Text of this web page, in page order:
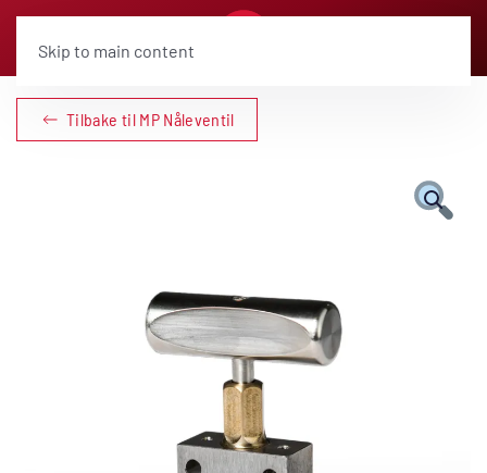
Skip to main content
Tilbake til MP Nåleventil